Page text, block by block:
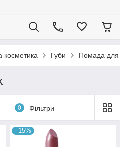
косметика Губи Помада для
0 Фільтри
–15%